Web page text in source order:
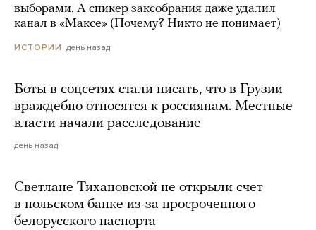
выборами. А спикер заксобрания даже удалил
канал в «Максе» (Почему? Никто не понимает)
ИСТОРИИ день назад
Боты в соцсетях стали писать, что в Грузии
враждебно относятся к россиянам. Местные
власти начали расследование
день назад
Светлане Тихановской не открыли счет
в польском банке из-за просроченного
белорусского паспорта